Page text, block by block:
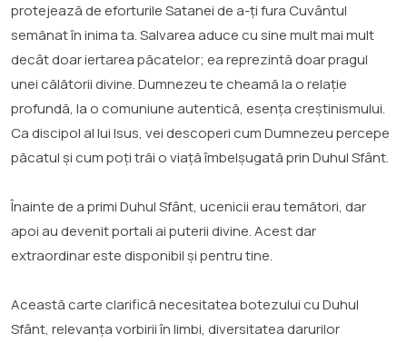
protejează de eforturile Satanei de a-ți fura Cuvântul
semănat în inima ta. Salvarea aduce cu sine mult mai mult
decât doar iertarea păcatelor; ea reprezintă doar pragul
unei călătorii divine. Dumnezeu te cheamă la o relație
profundă, la o comuniune autentică, esența creștinismului.
Ca discipol al lui Isus, vei descoperi cum Dumnezeu percepe
păcatul și cum poți trăi o viață îmbelșugată prin Duhul Sfânt.
Înainte de a primi Duhul Sfânt, ucenicii erau temători, dar
apoi au devenit portali ai puterii divine. Acest dar
extraordinar este disponibil și pentru tine.
Această carte clarifică necesitatea botezului cu Duhul
Sfânt, relevanța vorbirii în limbi, diversitatea darurilor